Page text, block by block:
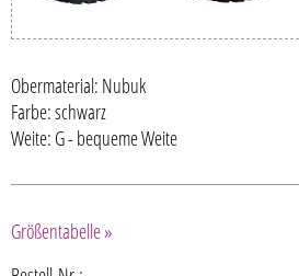
Obermaterial: Nubuk
Farbe: schwarz
Weite: G - bequeme Weite
Größentabelle »